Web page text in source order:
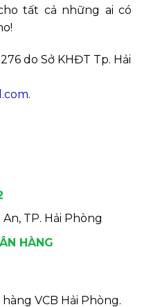
tất cả những ai có
do Sở KHĐT Tp. Hải
.
TP. Hải Phòng
HÀNG
VCB Hải Phòng.